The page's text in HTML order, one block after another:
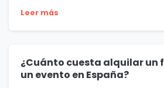
Leer más
¿Cuánto cuesta alquilar un
un evento en España?